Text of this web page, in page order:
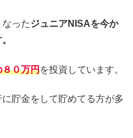
ったジュニアNISAを今か
８０万円を投資しています。
貯金をして貯めてる方が多